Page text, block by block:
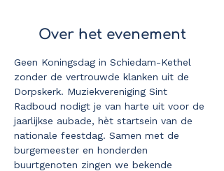
Over het evenement
Geen Koningsdag in Schiedam-Kethel
zonder de vertrouwde klanken uit de
Dorpskerk. Muziekvereniging Sint
Radboud nodigt je van harte uit voor de
jaarlijkse aubade, hèt startsein van de
nationale feestdag. Samen met de
burgemeester en honderden
buurtgenoten zingen we bekende